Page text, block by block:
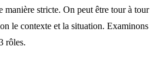
manière stricte. On peut être tour à tour
le contexte et la situation. Examinons
rôles.